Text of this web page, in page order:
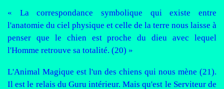
« La correspondance symbolique qui existe entre
l'anatomie du ciel physique et celle de la terre nous laisse à
penser que le chien est proche du dieu avec lequel
l'Homme retrouve sa totalité. (20) »
L'Animal Magique est l'un des chiens qui nous mène (21).
Il est le relais du Guru intérieur. Mais qu'est le Serviteur de